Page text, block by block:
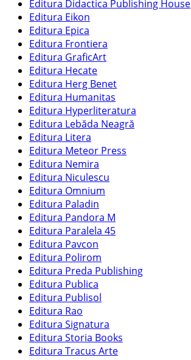
Editura Didactica Publishing House
Editura Eikon
Editura Epica
Editura Frontiera
Editura GraficArt
Editura Hecate
Editura Herg Benet
Editura Humanitas
Editura Hyperliteratura
Editura Lebăda Neagră
Editura Litera
Editura Meteor Press
Editura Nemira
Editura Niculescu
Editura Omnium
Editura Paladin
Editura Pandora M
Editura Paralela 45
Editura Pavcon
Editura Polirom
Editura Preda Publishing
Editura Publica
Editura Publisol
Editura Rao
Editura Signatura
Editura Storia Books
Editura Tracus Arte